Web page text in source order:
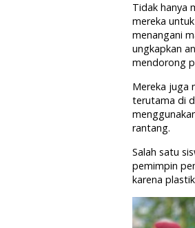
Tidak hanya
mereka
menangani
ungkapkan
mendorong
Mereka juga
terutama di
rantang.
Salah satu
pemimpin
karena